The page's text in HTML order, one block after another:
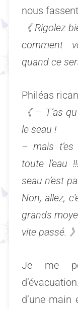
nous
《Rigolez
comment
quand ce
Philéas
《 – T’as
le seau !
– mais
toute l’eau
seau n’est
Non, allez,
grands
vite passé. 》
Je me
d’une